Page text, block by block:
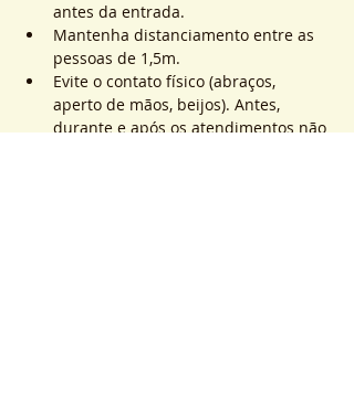
antes da entrada.
Mantenha distanciamento entre as
pessoas de 1,5m.
Evite o contato físico (abraços,
aperto de mãos, beijos). Antes,
durante e após os atendimentos não